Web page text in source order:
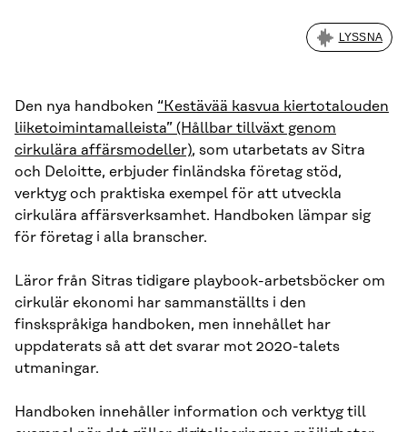
LYSSNA
Den nya handboken “Kestävää kasvua kiertotalouden
liiketoimintamalleista” (Hållbar tillväxt genom
cirkulära affärsmodeller), som utarbetats av Sitra
och Deloitte, erbjuder finländska företag stöd,
verktyg och praktiska exempel för att utveckla
cirkulära affärsverksamhet. Handboken lämpar sig
för företag i alla branscher.
Läror från Sitras tidigare playbook-arbetsböcker om
cirkulär ekonomi har sammanställts i den
finskspråkiga handboken, men innehållet har
uppdaterats så att det svarar mot 2020-talets
utmaningar.
Handboken innehåller information och verktyg till